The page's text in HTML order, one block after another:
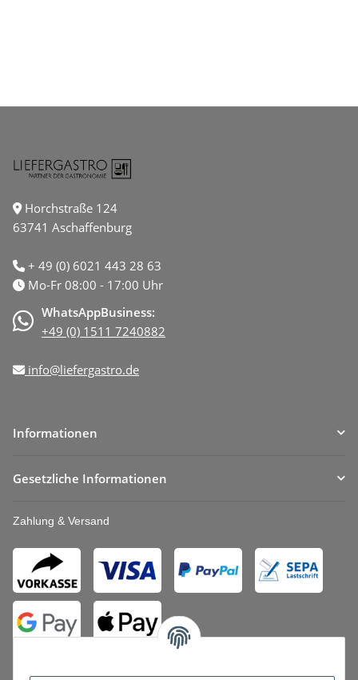
Horchstraße 124
63741 Aschaffenburg
+ 49 (0) 6021 443 28 63
Mo-Fr 08:00 - 17:00 Uhr
WhatsAppBusiness:
+49 (0) 1511 7240882
info@liefergastro.de
Informationen
Gesetzliche Informationen
Zahlung & Versand